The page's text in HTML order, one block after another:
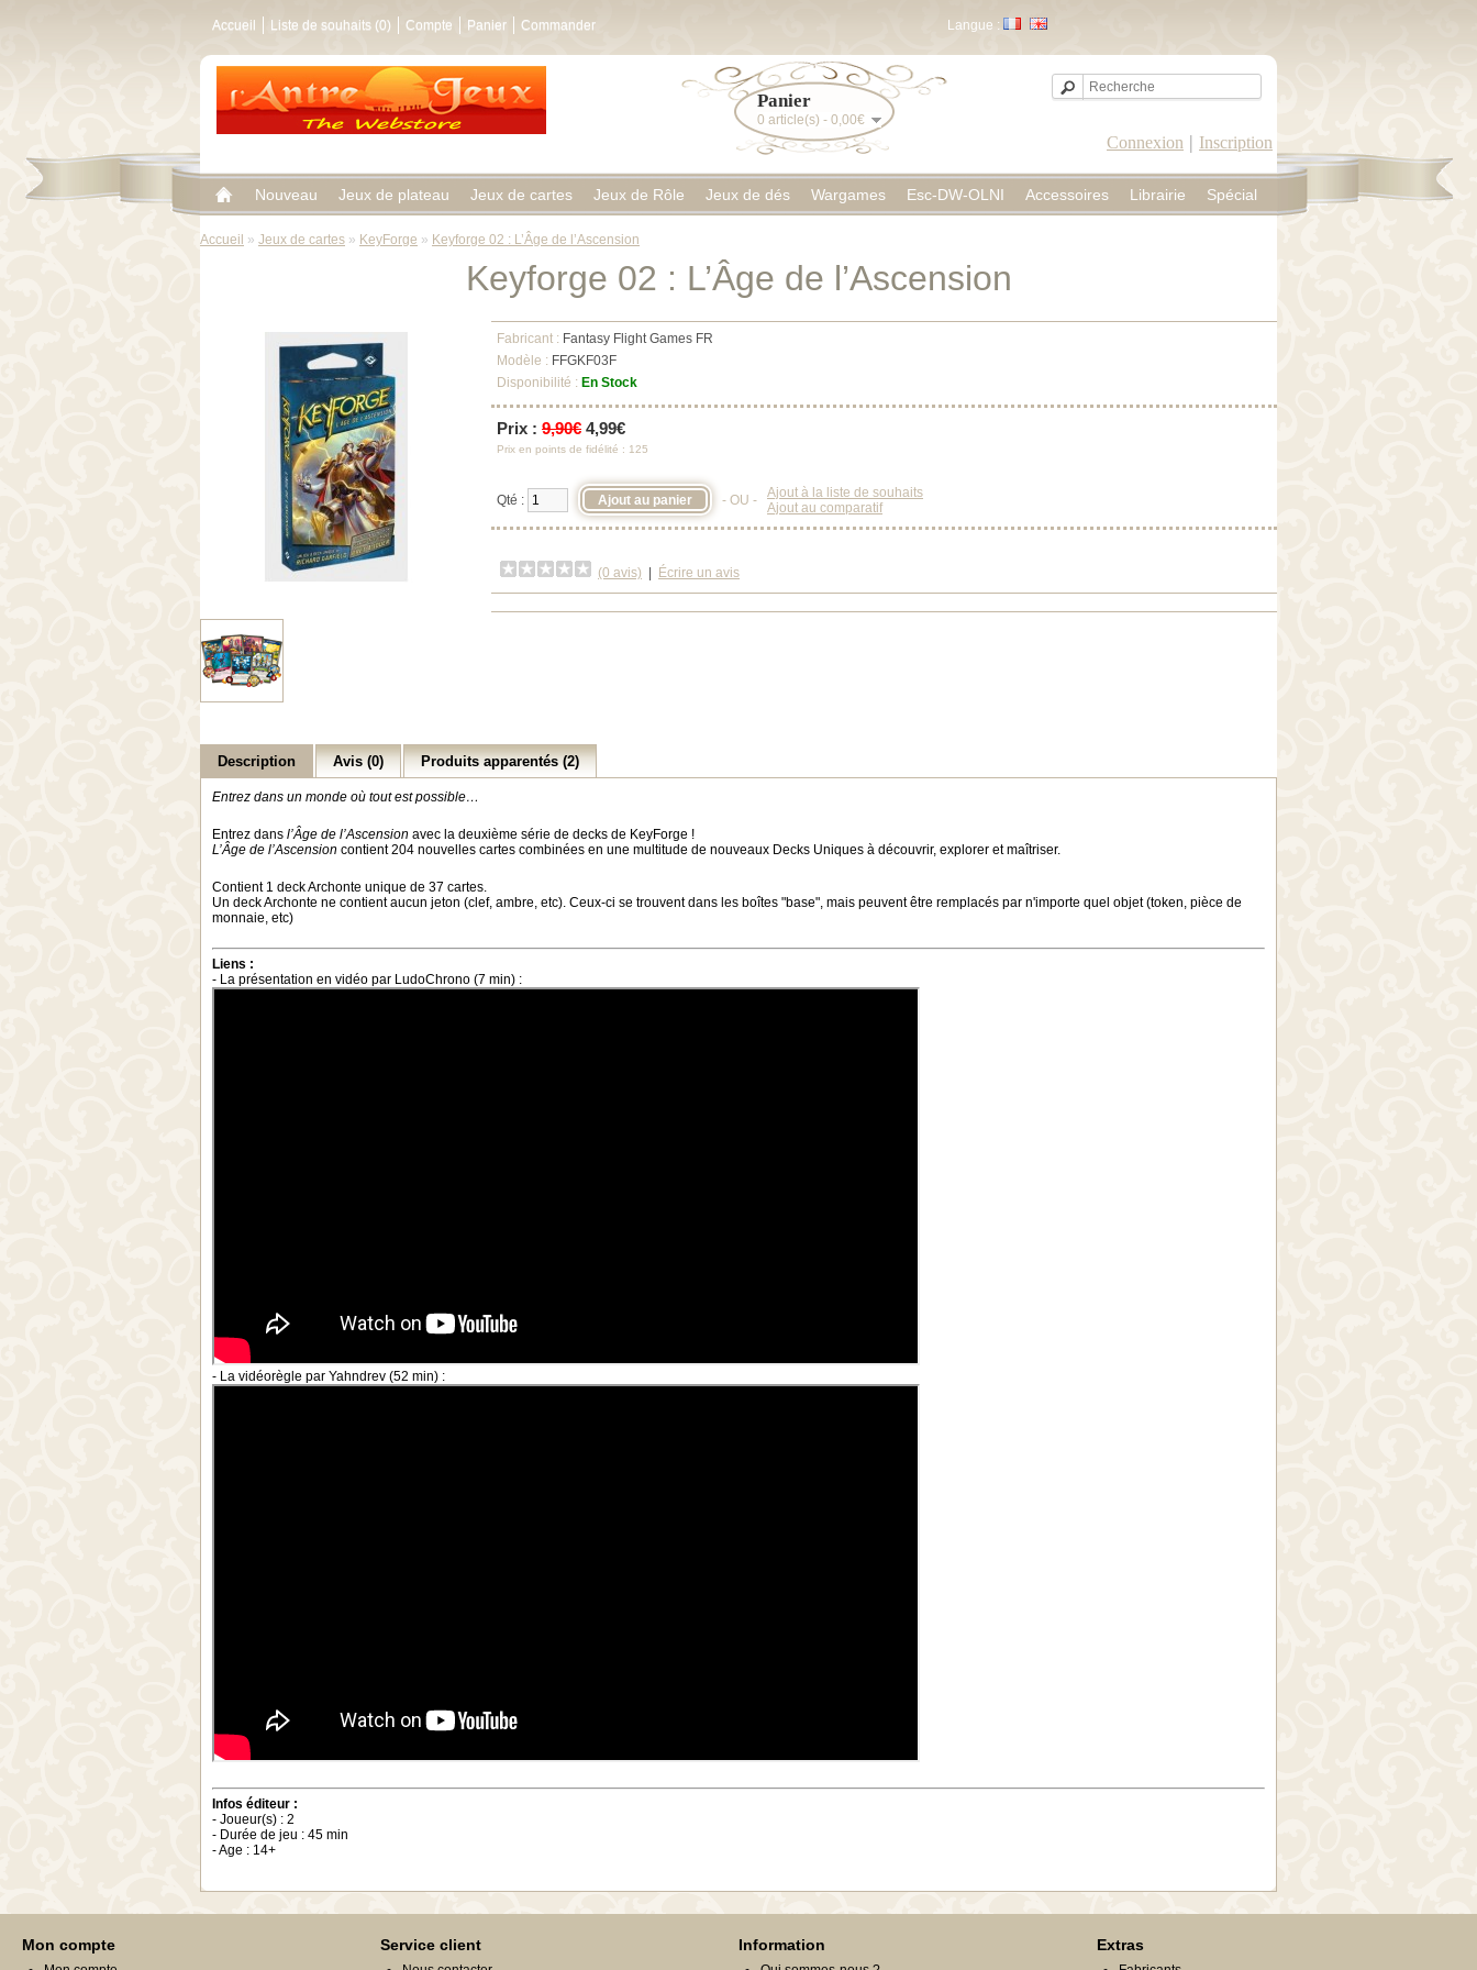
Langue :
Panier
0 article(s) - 0,00€
Connexion | Inscription
Accueil Liste de souhaits (0) Compte Panier Commander
Nouveau Jeux de plateau Jeux de cartes Jeux de Rôle Jeux de dés Wargames Esc-DW-OLNI Accessoires Librairie Spécial
Accueil » Jeux de cartes » KeyForge » Keyforge 02 : L’Âge de l’Ascension
Keyforge 02 : L’Âge de l’Ascension
Fabricant : Fantasy Flight Games FR
Modèle : FFGKF03F
Disponibilité : En Stock
Prix : 9,90€ 4,99€
Prix en points de fidélité : 125
Qté : - OU -
Ajout à la liste de souhaits
Ajout au comparatif
(0 avis) Écrire un avis
Description Avis (0) Produits apparentés (2)
Entrez dans un monde où tout est possible…
Entrez dans l’Âge de l’Ascension avec la deuxième série de decks de KeyForge !
L’Âge de l’Ascension contient 204 nouvelles cartes combinées en une multitude de nouveaux Decks Uniques à découvrir, explorer et maîtriser.
Contient 1 deck Archonte unique de 37 cartes.
Un deck Archonte ne contient aucun jeton (clef, ambre, etc). Ceux-ci se trouvent dans les boîtes "base", mais peuvent être remplacés par n'importe quel objet (token, pièce de
monnaie, etc)
Liens :
- La présentation en vidéo par LudoChrono (7 min) :
- La vidéorègle par Yahndrev (52 min) :
Infos éditeur :
- Joueur(s) : 2
- Durée de jeu : 45 min
- Age : 14+
Mon compte Service client Information Extras